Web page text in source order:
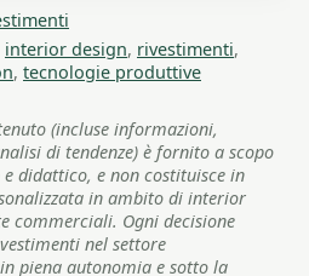
interior design, rivestimenti,
, tecnologie produttive
(incluse informazioni,
di tendenze) è fornito a scopo
didattico, e non costituisce in
in ambito di interior
commerciali. Ogni decisione
nel settore
piena autonomia e sotto la